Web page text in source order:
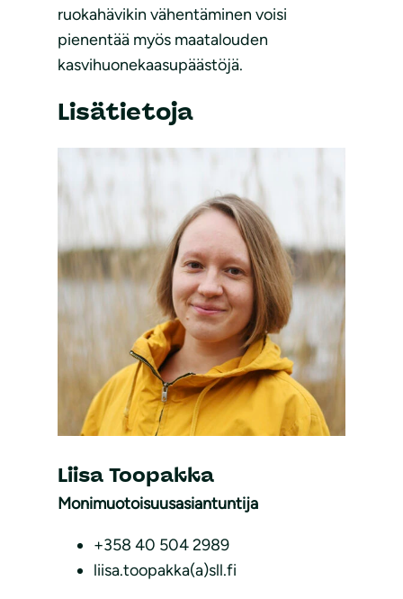
ruokahävikin vähentäminen voisi
pienentää myös maatalouden
kasvihuonekaasupäästöjä.
Lisätietoja
Monimuotoisuusasiantuntija
Liisa Toopakka
+358 40 504 2989
liisa.toopakka(a)sll.fi